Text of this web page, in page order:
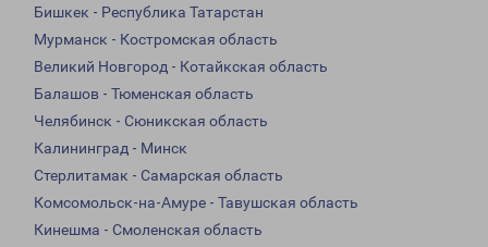
Бишкек - Республика Татарстан
Мурманск - Костромская область
Великий Новгород - Котайкская область
Балашов - Тюменская область
Челябинск - Сюникская область
Калининград - Минск
Стерлитамак - Самарская область
Комсомольск-на-Амуре - Тавушская область
Кинешма - Смоленская область